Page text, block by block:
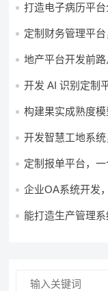
打造电子病历平
定制财务管理平
地产平台开发前
开发 AI 识别定制
构建果实成熟度
开发智慧工地系
定制报单平台，
企业OA系统开发
能打造生产管理